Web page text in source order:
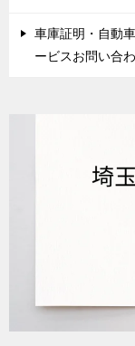
車庫証明・自動
ービスお問い合